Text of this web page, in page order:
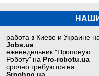
работа в Киеве и Украине на
Jobs.ua
еженедельник "Пропоную
Роботу" на Pro-robotu.ua
срочно требуются на
Srochno.ua